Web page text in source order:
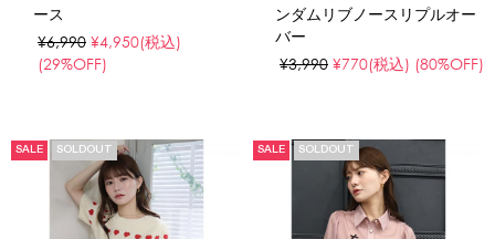
ース
¥6,990 ¥4,950(税込)
(29%OFF)
ンダムリブノースリプルオー
バー
¥3,990 ¥770(税込) (80%OFF)
SALE SOLDOUT SALE SOLDOUT